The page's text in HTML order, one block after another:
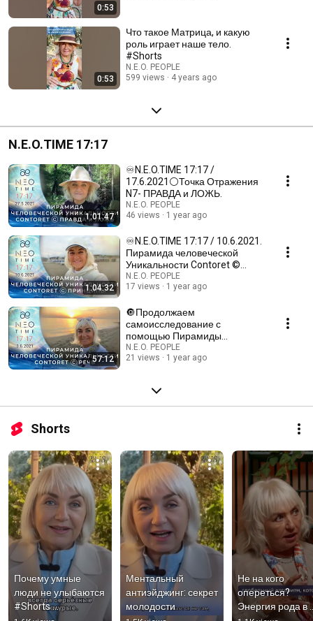
0:53
0:53
Что такое Матрица, и какую
роль играет наше тело.
#Shorts
N.E.O. PEOPLE
599 views
4 years ago
N.E.O.TIME 17:17
1:01:47
♾N.E.O.TIME 17:17 /
17.6.2021⚪️Точка Отражения
N7- ПРАВДА и ЛОЖЬ.
N.E.O. PEOPLE
46 views
1 year ago
1:04:32
♾N.E.O.TIME 17:17 / 10.6.2021.
Пирамида человеческой
Уникальности Contoret ©️
ПРИНЦИПЫ
N.E.O. PEOPLE
17 views
1 year ago
57:12
🔘Продолжаем
самоисследование с
помощью Пирамиды
Человеческой Уникальности©️.
N.E.O. PEOPLE
21 views
1 year ago
Shorts
Почему умные
люди не улыбаются
#Shorts
Ментальный
антиэйджинг: секрет
молодости
Не на кого
опереться?
Энергия рода в